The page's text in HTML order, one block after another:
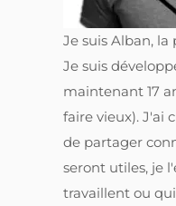
Je suis Alban, la
Je suis
maintenant 17
faire vieux). J'ai
de partager
seront utiles, je
travaillent ou